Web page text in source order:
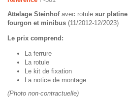
Attelage Steinhofavec rotule sur platine
fourgon et minibus (11/2012-12/2023)
Le prix comprend:
La ferrure
La rotule
Le kit de fixation
La notice de montage
(Photo non-contractuelle)